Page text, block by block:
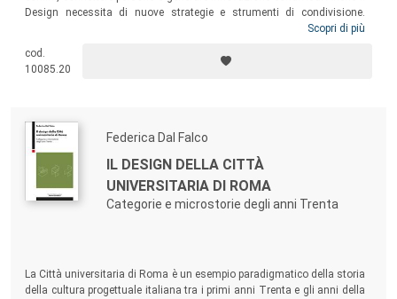
Design necessita di nuove strategie e strumenti di condivisione.
Questo libro esplora l’evoluzione culturale e tecnologica che ha reso
diffusione dei Makers, dalla digitalizzazione degli strumenti alla
nascita di community globali capaci di co-progettare valore.
Scopri di più
cod.
10085.20
Federica Dal Falco
IL DESIGN DELLA CITTÀ
UNIVERSITARIA DI ROMA
Categorie e microstorie degli anni Trenta
La Città universitaria di Roma è un esempio paradigmatico della storia
della cultura progettuale italiana tra i primi anni Trenta e gli anni della